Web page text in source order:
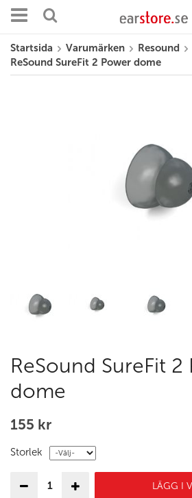
Startsida Varumärken
Resound
ReSound SureFit 2 Power dome
ReSound SureFit 2
dome
155 kr
Storlek
LÄGG I